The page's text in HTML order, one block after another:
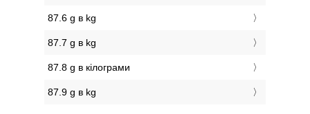
87.6 g в kg
87.7 g в kg
87.8 g в кілограми
87.9 g в kg